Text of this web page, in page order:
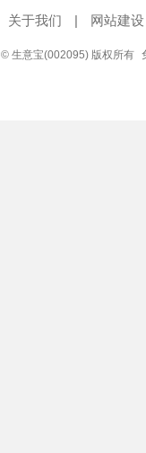
关于我们 | 网站建设
© 生意宝(002095) 版权所有